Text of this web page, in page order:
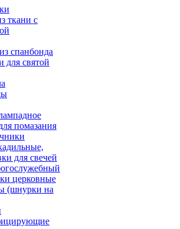
ткани с
спанбонда
для святой
помазания
для свечей
церковные
(шнурки на